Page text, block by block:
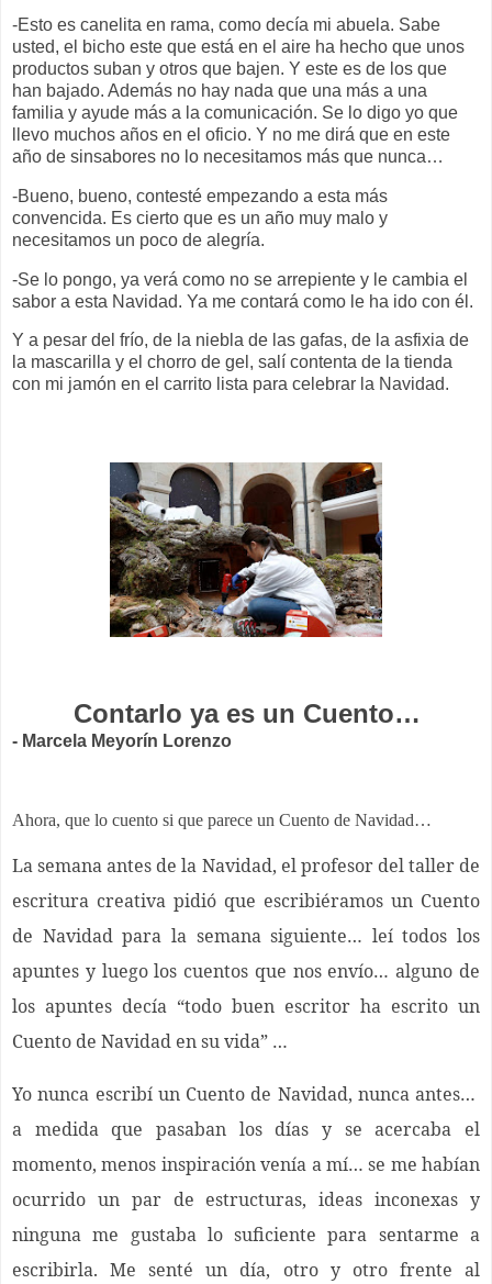
-Esto es canelita en rama, como decía mi abuela. Sabe
usted, el bicho este que está en el aire ha hecho que unos
productos suban y otros que bajen. Y este es de los que
han bajado. Además no hay nada que una más a una
familia y ayude más a la comunicación. Se lo digo yo que
llevo muchos años en el oficio. Y no me dirá que en este
año de sinsabores no lo necesitamos más que nunca…
-Bueno, bueno, contesté empezando a esta más
convencida. Es cierto que es un año muy malo y
necesitamos un poco de alegría.
-Se lo pongo, ya verá como no se arrepiente y le cambia el
sabor a esta Navidad. Ya me contará como le ha ido con él.
Y a pesar del frío, de la niebla de las gafas, de la asfixia de
la mascarilla y el chorro de gel, salí contenta de la tienda
con mi jamón en el carrito lista para celebrar la Navidad.
Contarlo ya es un Cuento…
- Marcela Meyorín Lorenzo
Ahora, que lo cuento si que parece un Cuento de Navidad…
La semana antes de la Navidad, el profesor del taller de
escritura creativa pidió que escribiéramos un Cuento
de Navidad para la semana siguiente… leí todos los
apuntes y luego los cuentos que nos envío… alguno de
los apuntes decía “todo buen escritor ha escrito un
Cuento de Navidad en su vida” …
Yo nunca escribí un Cuento de Navidad, nunca antes…
a medida que pasaban los días y se acercaba el
momento, menos inspiración venía a mí… se me habían
ocurrido un par de estructuras, ideas inconexas y
ninguna me gustaba lo suficiente para sentarme a
escribirla. Me senté un día, otro y otro frente al